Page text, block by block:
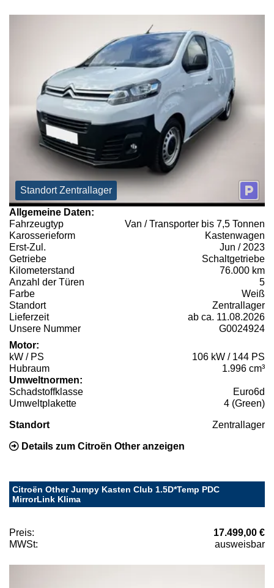
Standort Zentrallager
Allgemeine Daten:
Fahrzeugtyp
Van / Transporter bis 7,5 Tonnen
Karosserieform
Kastenwagen
Erst-Zul.
Jun / 2023
Getriebe
Schaltgetriebe
Kilometerstand
76.000 km
Anzahl der Türen
5
Farbe
Weiß
Standort
Zentrallager
Lieferzeit
ab ca. 11.08.2026
Unsere Nummer
G0024924
Motor:
kW / PS
106 kW / 144 PS
Hubraum
1.996 cm³
Umweltnormen:
Schadstoffklasse
Euro6d
Umweltplakette
4 (Green)
Standort Zentrallager
Details zum Citroën Other anzeigen
Citroën Other Jumpy Kasten Club 1.5D*Temp PDC
MirrorLink Klima
Preis:
17.499,00 €
MWSt:
ausweisbar